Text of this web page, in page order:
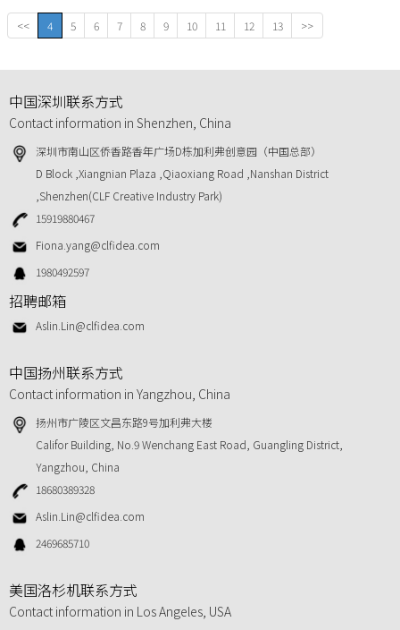
视觉记忆点。当我们远远望去，首先映入眼帘的便是产品的外形，
它率先在消费者心中留下印记。
<< 4 5 6 7 8 9 10 11 12 13 >>
中国深圳联系方式
Contact information in Shenzhen, China
深圳市南山区侨香路香年广场D栋加利弗创意园（中国总部）
D Block ,Xiangnian Plaza ,Qiaoxiang Road ,Nanshan District
,Shenzhen(CLF Creative Industry Park)
15919880467
Fiona.yang@clfidea.com
1980492597
招聘邮箱
Aslin.Lin@clfidea.com
中国扬州联系方式
Contact information in Yangzhou, China
扬州市广陵区文昌东路9号加利弗大楼
Califor Building, No.9 Wenchang East Road, Guangling District,
Yangzhou, China
18680389328
Aslin.Lin@clfidea.com
2469685710
美国洛杉机联系方式
Contact information in Los Angeles, USA